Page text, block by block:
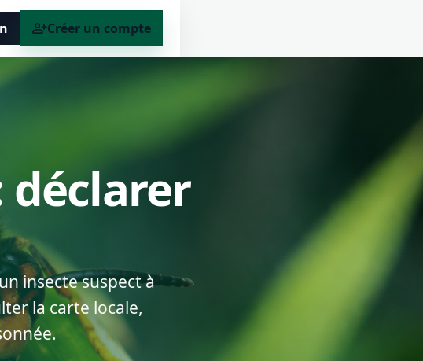
person_addCréer un compte
déclarer
insecte suspect à
la carte locale,